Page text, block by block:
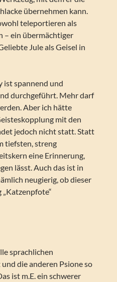
übernehmen kann.
teleportieren als
– ein übermächtiger
Jule als Geisel in
ist spannend und
durchgeführt. Mehr darf
Aber ich hätte
mit den
jedoch nicht statt. Statt
tiefsten, streng
eine Erinnerung,
lässt. Auch das ist in
neugierig, ob dieser
sprachlichen
die anderen Psione so
ist m.E. ein schwerer